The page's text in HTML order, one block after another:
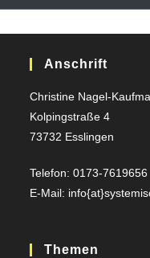
Anschrift
Christine Nagel-
Kolpingstraße 4
73732 Esslingen
Telefon: 0173-7619656
E-Mail:
Themen